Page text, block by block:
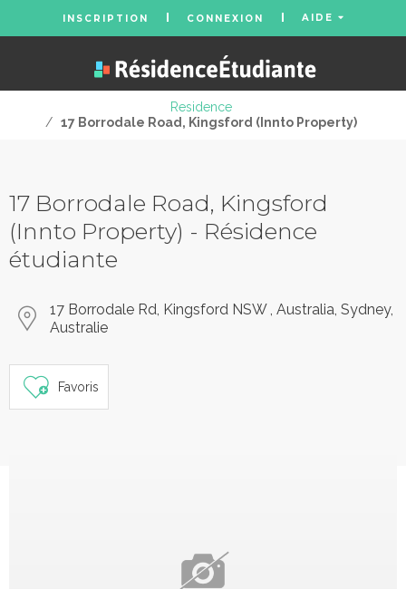
INSCRIPTION CONNEXION AIDE
Residence
/ 17 Borrodale Road, Kingsford (Innto Property)
17 Borrodale Road, Kingsford
(Innto Property) - Résidence
étudiante
17 Borrodale Rd, Kingsford NSW , Australia, Sydney,
Australie
Favoris